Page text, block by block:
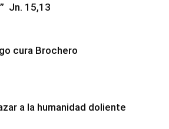
Jn. 15,13
cura Brochero
a la humanidad doliente